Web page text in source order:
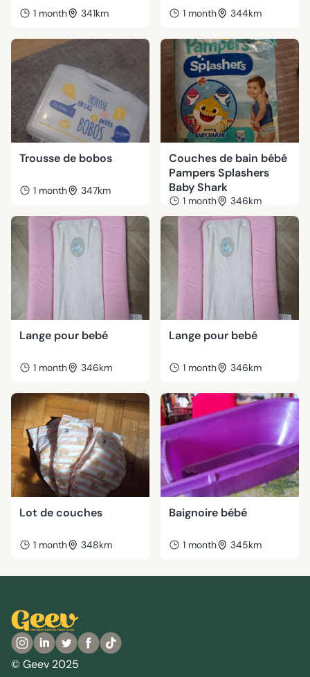
1 month 341km 1 month 344km
Trousse de bobos
1 month 347km
Couches de bain bébé
Pampers Splashers
Baby Shark
1 month 346km
Lange pour bebé
1 month 346km
Lange pour bebé
1 month 346km
Lot de couches
1 month 348km
Baignoire bébé
1 month 345km
© Geev 2025